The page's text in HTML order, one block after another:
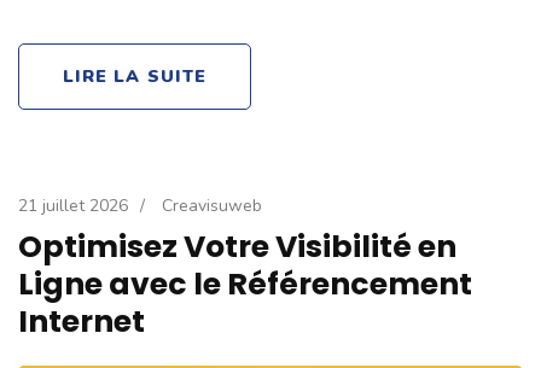
LIRE LA SUITE
21 juillet 2026 / Creavisuweb
Optimisez Votre Visibilité en
Ligne avec le Référencement
Internet